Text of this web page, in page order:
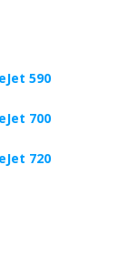
590
700
720